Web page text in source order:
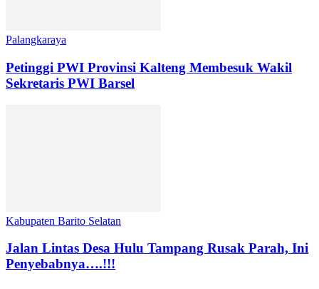
Palangkaraya
Petinggi PWI Provinsi Kalteng Membesuk Wakil
Sekretaris PWI Barsel
Kabupaten Barito Selatan
Jalan Lintas Desa Hulu Tampang Rusak Parah, Ini
Penyebabnya….!!!